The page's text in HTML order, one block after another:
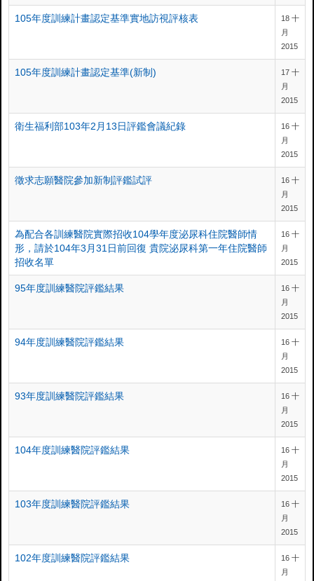
105年度訓練計畫認定基準實地訪視評核表
18 十
月
2015
105年度訓練計畫認定基準(新制)
17 十
月
2015
衛生福利部103年2月13日評鑑會議紀錄
16 十
月
2015
徵求志願醫院參加新制評鑑試評
16 十
月
2015
為配合各訓練醫院實際招收104學年度泌尿科住院醫師情
形，請於104年3月31日前回復 貴院泌尿科第一年住院醫師
招收名單
16 十
月
2015
95年度訓練醫院評鑑結果
16 十
月
2015
94年度訓練醫院評鑑結果
16 十
月
2015
93年度訓練醫院評鑑結果
16 十
月
2015
104年度訓練醫院評鑑結果
16 十
月
2015
103年度訓練醫院評鑑結果
16 十
月
2015
102年度訓練醫院評鑑結果
16 十
月